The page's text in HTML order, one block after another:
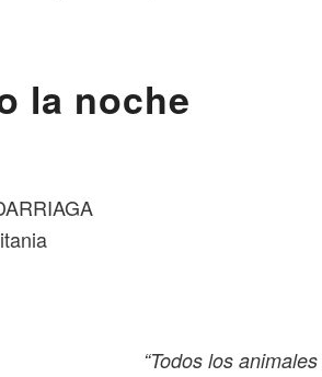
la noche
“Todos los animales